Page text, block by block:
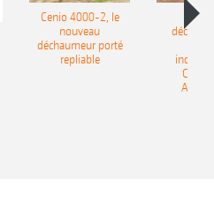
Cenio 4000-2, le
nouveau
déchaumeur porté
repliable